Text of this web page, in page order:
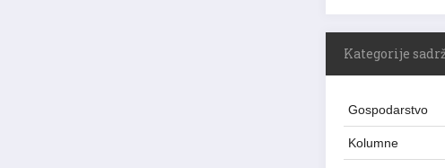
Kategorije
Gospodarstvo
Kolumne